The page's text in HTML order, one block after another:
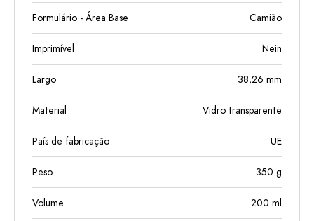
Formulário - Área Base Camião
Imprimível Nein
Largo 38,26 mm
Material Vidro transparente
País de fabricação UE
Peso 350 g
Volume 200 ml